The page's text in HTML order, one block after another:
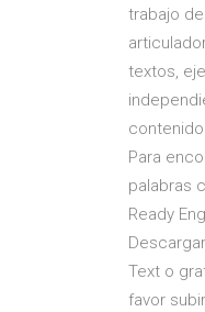
trabajo
textos,
Para
palabras
Ready
Text o
favor